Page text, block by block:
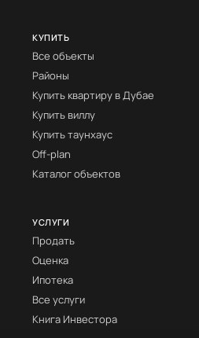
КУПИТЬ
Все объекты
Районы
Купить квартиру в Дубае
Купить виллу
Купить таунхаус
Off-plan
Каталог объектов
УСЛУГИ
Продать
Оценка
Ипотека
Все услуги
Книга Инвестора